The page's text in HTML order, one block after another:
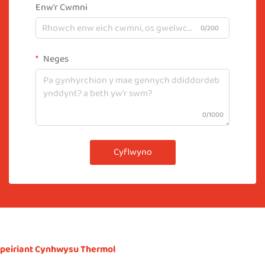
Enw'r Cwmni
0/200
Neges
0/1000
Cyflwyno
peiriant Cynhwysu Thermol